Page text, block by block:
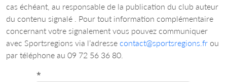
cas échéant, au responsable de la publication du club auteur
du contenu signalé . Pour tout information complémentaire
concernant votre signalement vous pouvez communiquer
avec Sportsregions via l’adresse contact@sportsregions.fr ou
par téléphone au 09 72 56 36 80.
*